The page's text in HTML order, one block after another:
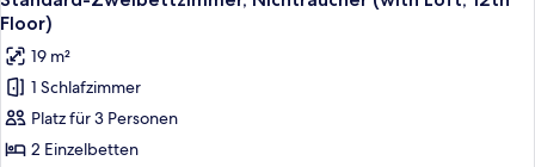
Loft,
Floor)
Fotos
für
Standard-
Zweibettzimmer,
Nichtraucher
(with
Floor)
19 m²
1 Schlafzimmer
Platz für 3 Personen
2 Einzelbetten